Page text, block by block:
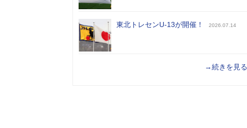
東北トレセンU-13が開催！ 2026.07.14
→続きを見る